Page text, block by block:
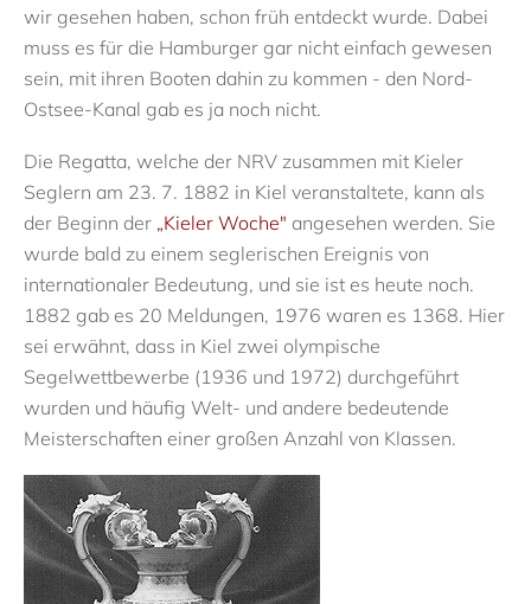
wir gesehen haben, schon früh entdeckt wurde. Dabei
muss es für die Hamburger gar nicht einfach gewesen
sein, mit ihren Booten dahin zu kommen - den Nord-
Ostsee-Kanal gab es ja noch nicht.
Die Regatta, welche der NRV zusammen mit Kieler
Seglern am 23. 7. 1882 in Kiel veranstaltete, kann als
der Beginn der „Kieler Woche" angesehen werden. Sie
wurde bald zu einem seglerischen Ereignis von
internationaler Bedeutung, und sie ist es heute noch.
1882 gab es 20 Meldungen, 1976 waren es 1368. Hier
sei erwähnt, dass in Kiel zwei olympische
Segelwettbewerbe (1936 und 1972) durchgeführt
wurden und häufig Welt- und andere bedeutende
Meisterschaften einer großen Anzahl von Klassen.